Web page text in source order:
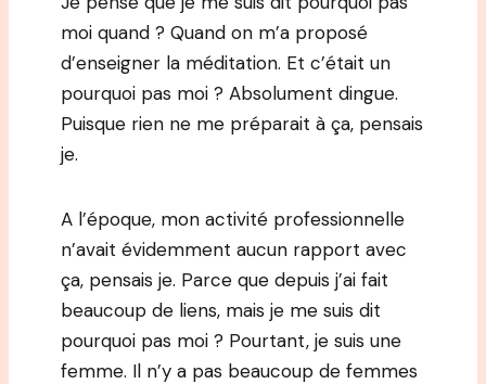
moi quand ? Quand on m’a proposé
d’enseigner la méditation. Et c’était un
pourquoi pas moi ? Absolument dingue.
Puisque rien ne me préparait à ça, pensais
je.
A l’époque, mon activité professionnelle
n’avait évidemment aucun rapport avec
ça, pensais je. Parce que depuis j’ai fait
beaucoup de liens, mais je me suis dit
pourquoi pas moi ? Pourtant, je suis une
femme. Il n’y a pas beaucoup de femmes